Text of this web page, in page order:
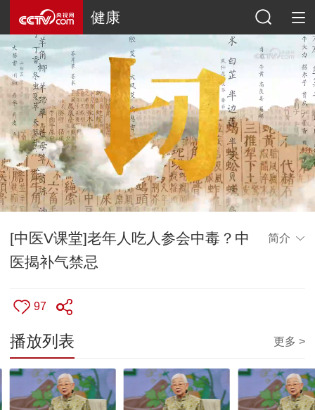
健康
[中医V课堂]老年人吃人参会中毒？中
医揭补气禁忌
简介
97
播放列表 更多 >